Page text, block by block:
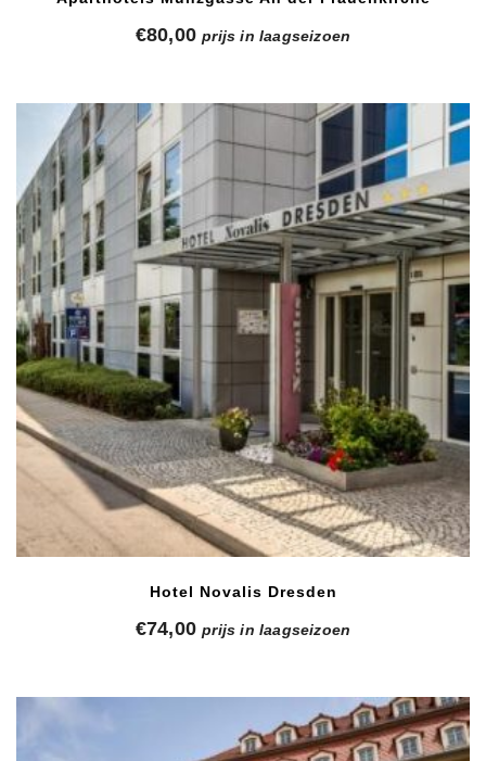
€80,00 prijs in laagseizoen
Hotel Novalis Dresden
€74,00 prijs in laagseizoen